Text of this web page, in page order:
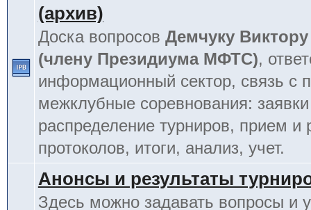
(архив)
Доска вопросов Демчуку
(члену Президиума МФТС),
информационный сектор, связь с
межклубные соревнования:
распределение турниров, прием и
протоколов, итоги, анализ, учет.
Анонсы и результаты
Здесь можно задавать вопросы и